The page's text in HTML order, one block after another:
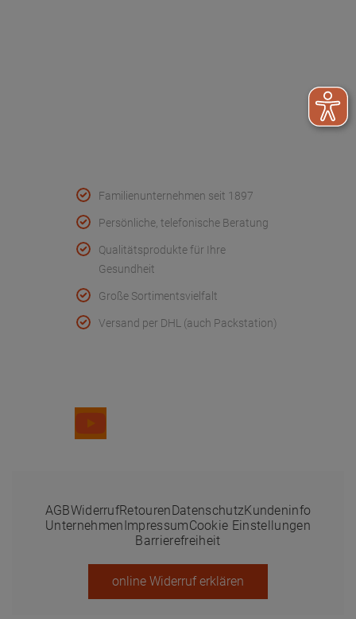
Familienunternehmen seit 1897
Persönliche, telefonische Beratung
Qualitätsprodukte für Ihre
Gesundheit
Große Sortimentsvielfalt
Versand per DHL (auch Packstation)
AGBWiderrufRetouren DatenschutzKundeninfo
Unternehmen ImpressumCookie Einstellungen
Barrierefreiheit
online Widerruf erklären